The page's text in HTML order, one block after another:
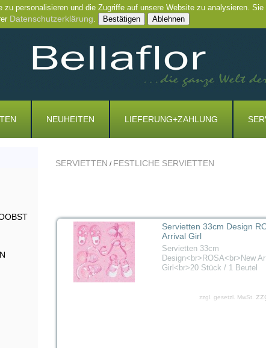
zu personalisieren und die Zugriffe auf unsere Website zu analysieren.
Datenschutzerklärung. Bestätigen Ablehnen
NEUHEITEN LIEFERUNG+ZAHLUNG
SERVIETTEN / FESTLICHE SERVIETTEN
Servietten 33cm Design
Arrival Girl
Servietten 33cm
Design<br>ROSA<br>New
Girl<br>20 Stück / 1 Beutel
zzgl. gesetzl. MwSt.